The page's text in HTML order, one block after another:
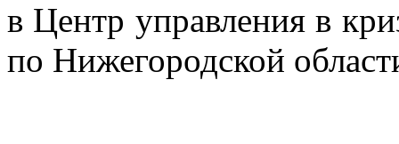
в Центр управления в
по Нижегородской